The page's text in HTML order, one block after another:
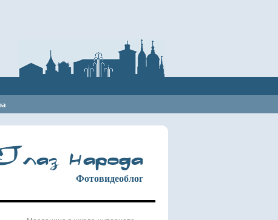
народа
Фотовидеоблог